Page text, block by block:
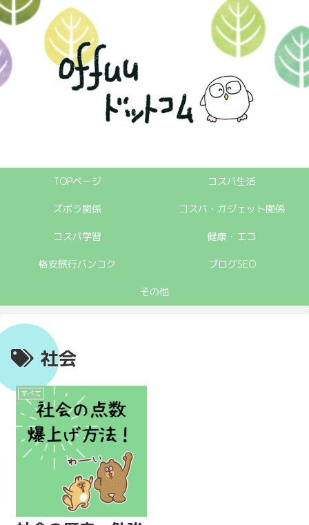
TOPページ コスパ生活
ズボラ関係 コスパ・ガジェット関係
コスパ学習 健康・エコ
格安旅行バンコク ブログSEO
その他
社会
すべて